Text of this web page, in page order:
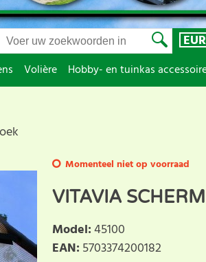
EUR
Volière Hobby- en tuinkas
Momenteel niet op voorraad
VITAVIA
Model:45100
EAN: 5703374200182